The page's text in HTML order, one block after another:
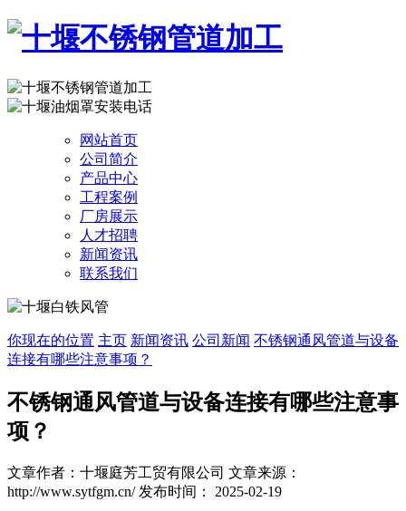
网站首页
公司简介
产品中心
工程案例
厂房展示
人才招聘
新闻资讯
联系我们
你现在的位置 主页 新闻资讯 公司新闻 不锈钢通风管道与设备
连接有哪些注意事项？
不锈钢通风管道与设备连接有哪些注意事
项？
文章作者：十堰庭芳工贸有限公司 文章来源：
http://www.sytfgm.cn/ 发布时间： 2025-02-19